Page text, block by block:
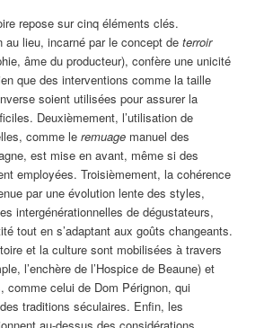
repose sur cinq éléments clés.
au lieu, incarné par le concept deterroir
âme du producteur), confère une unicité
que des interventions comme la taille
soient utilisées pour assurer la
Deuxièmement, l’utilisation de
comme leremuage manuel des
est mise en avant, même si des
employées. Troisièmement, la cohérence
par une évolution lente des styles,
intergénérationnelles de dégustateurs,
tout en s’adaptant aux goûts changeants.
et la culture sont mobilisées à travers
l’enchère de l’Hospice de Beaune) et
comme celui de Dom Pérignon, qui
traditions séculaires. Enfin, les